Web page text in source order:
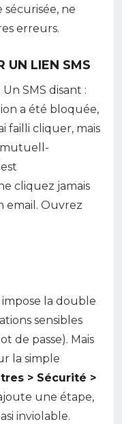
ne
erreurs.
UN LIEN SMS
SMS disant :
a été bloquée,
failli cliquer, mais
mutuell-
cliquez jamais
email. Ouvrez
la double
sensibles
de passe). Mais
la simple
> Sécurité >
une étape,
inviolable.